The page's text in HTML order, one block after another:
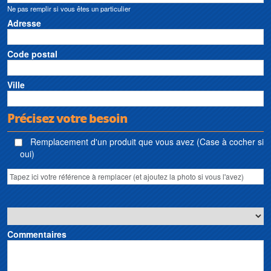
prétraitement et de traitement d’eau Global Pump • Sanibroyeur Global Pump
• Broyeur sanitaire Global Pump • Pumpen Global Pump
Ne pas remplir si vous êtes un particulier
Adresse
Code postal
Ville
Précisez votre besoin
Remplacement d'un produit que vous avez (Case à cocher si
oui)
Commentaires